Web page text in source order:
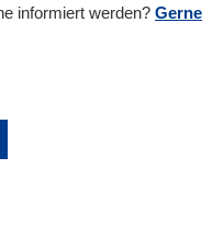
informiert werden? Gerne